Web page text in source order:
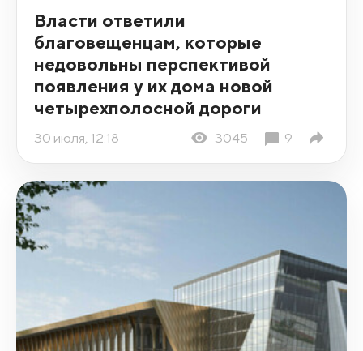
Власти ответили
благовещенцам, которые
недовольны перспективой
появления у их дома новой
четырехполосной дороги
30 июля, 12:18 3045 9